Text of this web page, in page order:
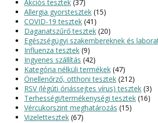
Akciós tesztek (37)
Allergia gyorstesztek (15)
COVID-19 tesztek (41)
Daganatszűrő tesztek (20)
Egészségügyi szakembereknek és
Influenza tesztek (9)
Ingyenes szállítás (42)
Kategória nélküli termékek (47)
Önellenőrző, otthoni tesztek (212)
RSV (légúti óriássejtes vírus) tesztek (3)
Terhességi/termékenységi tesztek (16)
Vércukorszint meghatározás (15)
Vizelettesztek (67)